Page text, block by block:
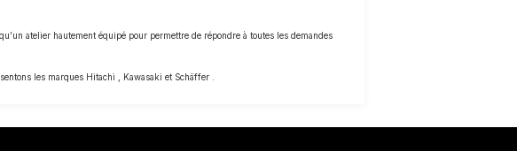
atelier hautement équipé pour permettre de répondre à toutes les demandes
les marques Hitachi , Kawasaki et Schäffer .